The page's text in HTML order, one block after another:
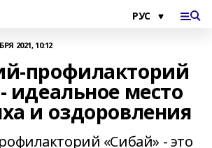
2021, 10:12
профилакторий
идеальное место
и оздоровления
«Сибай» - это